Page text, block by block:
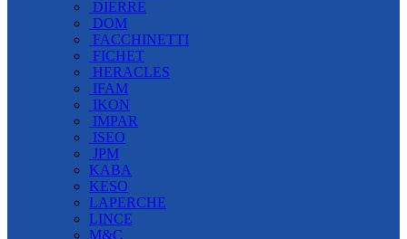
DIERRE
DOM
FACCHINETTI
FICHET
HERACLES
IFAM
IKON
IMPAR
ISEO
JPM
KABA
KESO
LAPERCHE
LINCE
M&C